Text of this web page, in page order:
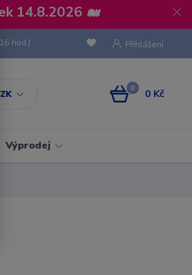
14.8.2026 🐋
Přihlášení
hod.)
0 0 Kč
Výprodej